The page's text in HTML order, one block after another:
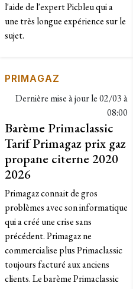
l'aide de l'expert Picbleu qui a
une très longue expérience sur le
sujet.
PRIMAGAZ
Dernière mise à jour le02/03 à
08:00
Barème Primaclassic
Tarif Primagaz prix gaz
propane citerne 2020
2026
Primagaz connait de gros
problèmes avec son informatique
qui a créé une crise sans
précédent. Primagaz ne
commercialise plus Primaclassic
toujours facturé aux anciens
clients. Le barème Primaclassic